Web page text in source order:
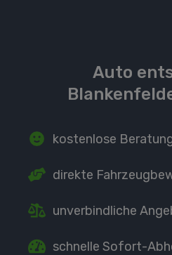
Auto
kostenlose
direkte
unverbindliche
schnelle Sofort-